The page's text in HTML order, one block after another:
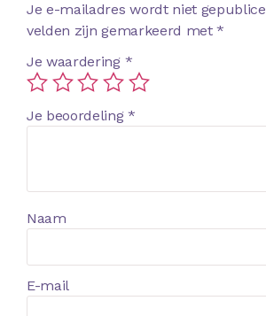
Je e-mailadres wordt niet
velden zijn gemarkeerd met*
Je waardering *
Je beoordeling*
Naam
E-mail